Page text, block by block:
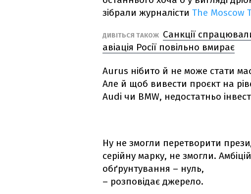
зібрали журналісти The Moscow
ДИВІТЬСЯ ТАКОЖ Санкції
авіація Росії повільно вмирає
Aurus нібито й не може стати
Але й щоб вивести проєкт на
Audi чи BMW, недостатньо
Ну не змогли перетворити
серійну марку, не змогли.
обґрунтування – нуль,
– розповідає джерело.